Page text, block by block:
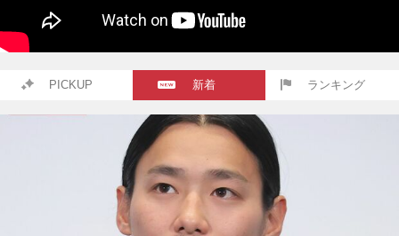
PICKUP 新着 ランキング